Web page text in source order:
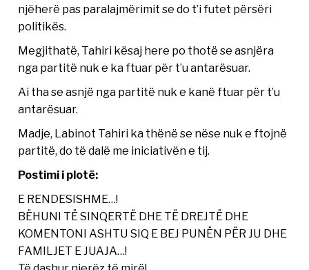
njëherë pas paralajmërimit se do t’i futet përsëri
politikës.
Megjithatë, Tahiri kësaj here po thotë se asnjëra
nga partitë nuk e ka ftuar për t’u antarësuar.
Ai tha se asnjë nga partitë nuk e kanë ftuar për t’u
antarësuar.
Madje, Labinot Tahiri ka thënë se nëse nuk e ftojnë
partitë, do të dalë me iniciativën e tij.
Postimi i plotë:
E RENDESISHME…!
BËHUNI TË SINQERTË DHE TË DREJTË DHE
KOMENTONI ASHTU SIQ E BEJ PUNËN PËR JU DHE
FAMILJET E JUAJA…!